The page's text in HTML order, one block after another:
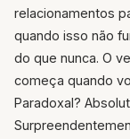
relacionamentos
quando isso não
do que nunca. O
começa quando
Paradoxal?